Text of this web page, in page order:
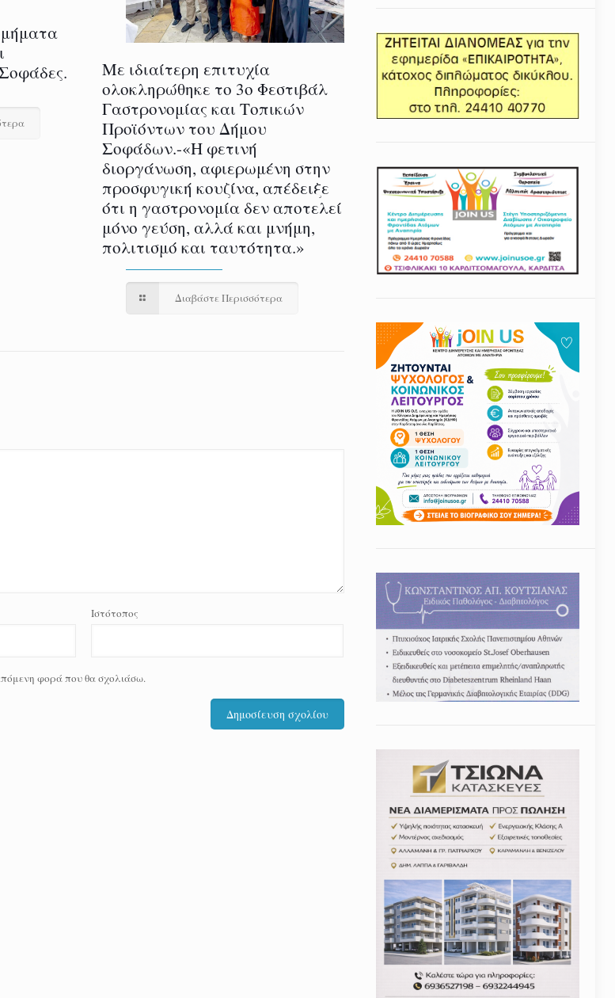
Με ιδιαίτερη επιτυχία
ολοκληρώθηκε το 3ο Φεστιβάλ
Γαστρονομίας και Τοπικών
Προϊόντων του Δήμου
Σοφάδων.-«Η φετινή
διοργάνωση, αφιερωμένη στην
προσφυγική κουζίνα, απέδειξε
ότι η γαστρονομία δεν αποτελεί
μόνο γεύση, αλλά και μνήμη,
πολιτισμό και ταυτότητα.»
Διαβάστε Περισσότερα
Ιστότοπος
φορά που θα σχολιάσω.